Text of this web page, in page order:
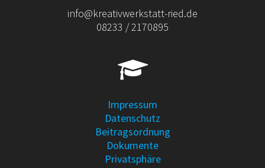
info@kreativwerkstatt-ried.de
08233 / 2170895
Impressum
Datenschutz
Beitragsordnung
Dokumente
Privatsphäre